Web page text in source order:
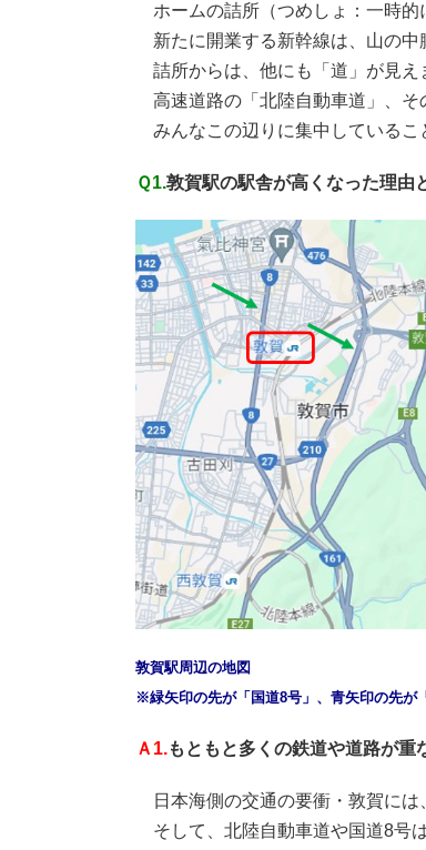
ホームの詰所（つめしょ：一時的
新たに開業する新幹線は、山の中
詰所からは、他にも「道」が見え
高速道路の「北陸自動車道」、そ
みんなこの辺りに集中しているこ
Ｑ1.敦賀駅の駅舎が高くなった理由
敦賀駅周辺の地図
※緑矢印の先が「国道8号」、青矢印の先が
Ａ1.もともと多くの鉄道や道路が重
日本海側の交通の要衝・敦賀には
そして、北陸自動車道や国道8号